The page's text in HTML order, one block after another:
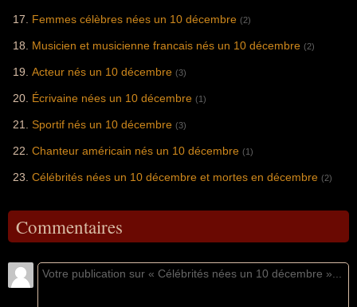
Femmes célèbres nées un 10 décembre (2)
Musicien et musicienne francais nés un 10 décembre (2)
Acteur nés un 10 décembre (3)
Écrivaine nées un 10 décembre (1)
Sportif nés un 10 décembre (3)
Chanteur américain nés un 10 décembre (1)
Célébrités nées un 10 décembre et mortes en décembre (2)
Commentaires